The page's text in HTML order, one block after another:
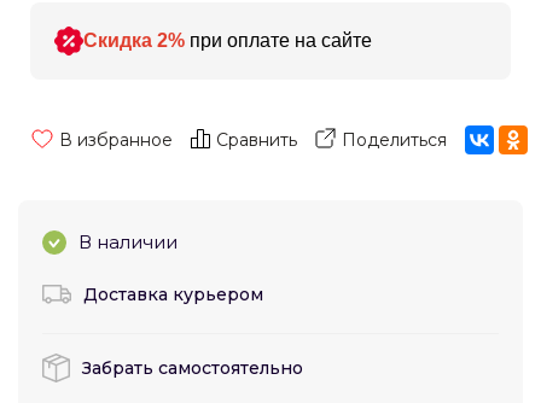
Скидка 2% при оплате на сайте
В избранное Сравнить Поделиться
В наличии
Доставка курьером
Забрать самостоятельно